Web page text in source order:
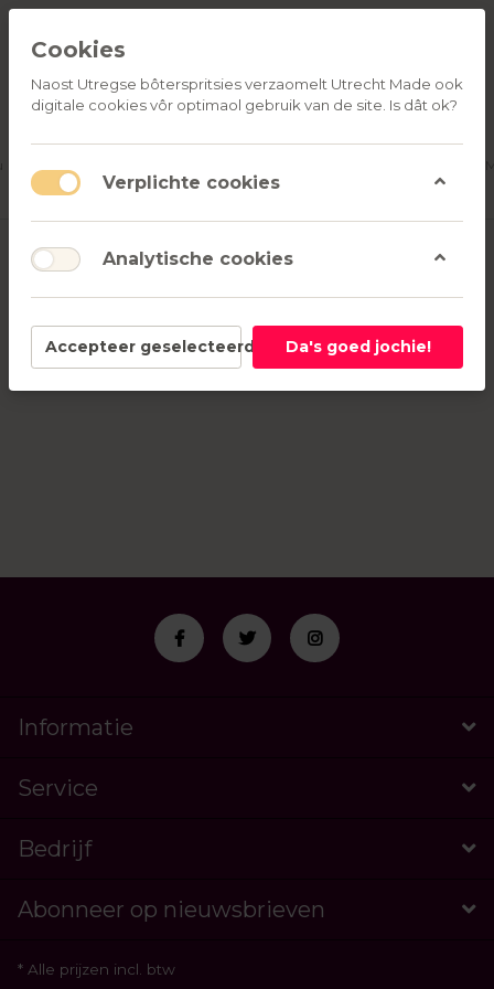
PRODUCTEN
RELATIEGESCHENKEN
ONS
Informatie
Service
Bedrijf
Abonneer op nieuwsbrieven
* Alle prijzen incl. btw
Cookies
Naost Utregse bôterspritsies verzaomelt Utrecht Made ook
digitale cookies vôr optimaol gebruik van de site. Is dât ok?
Verplichte cookies
Analytische cookies
Accepteer geselecteerd Da's goed jochie!